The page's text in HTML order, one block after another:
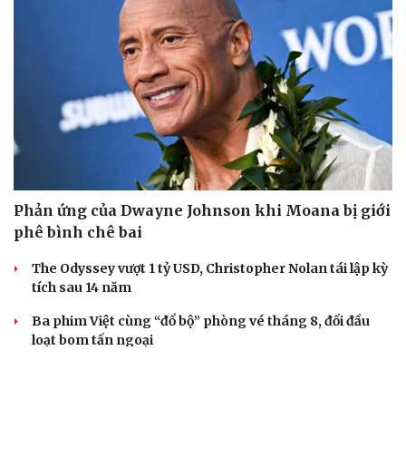
Phản ứng của Dwayne Johnson khi Moana bị giới
phê bình chê bai
The Odyssey vượt 1 tỷ USD, Christopher Nolan tái lập kỳ
tích sau 14 năm
Ba phim Việt cùng “đổ bộ” phòng vé tháng 8, đối đầu
loạt bom tấn ngoại